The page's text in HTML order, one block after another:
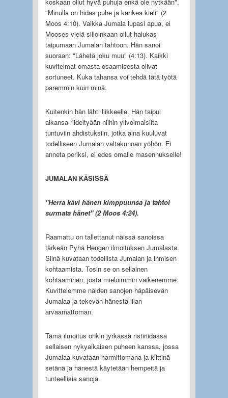
"Minulla on hidas puhe ja kankea kieli" (2
Moos 4:10). Vaikka Jumala lupasi apua, ei
Mooses vielä silloinkaan ollut halukas
taipumaan Jumalan tahtoon. Hän sanoi
suoraan: "Lähetä joku muu" (4:13). Kaikki
kuvitelmat omasta osaamisesta olivat
sortuneet. Kuka tahansa voi tehdä tätä työtä
paremmin kuin minä.
Kuitenkin hän lähti liikkeelle. Hän taipui
aikansa riideltyään niihin ylivoimaisilta
tuntuviin ahdistuksiin, jotka aina kuuluvat
todelliseen Jumalan valtakunnan yöhön. Ei
anneta periksi, ei edes omalle masennukselle!
JUMALAN KÄSISSÄ
"Herra kävi hänen kimppuunsa ja tahtoi
surmata hänet" (2 Moos 4:24).
Raamattu on tallettanut näissä sanoissa
tärkeän Pyhä Hengen ilmoituksen Jumalasta.
Siinä kuvataan todellista Jumalan ja ihmisen
kohtaamista. Tosin se on sellainen
kohtaaminen, josta mieluimmin vaikenemme.
Kuvittelemme näiden sanojen häpäisevän
Jumalaa ja tekevän hänestä liian
arvaamattoman.
Tämä ilmoitus onkin jyrkässä ristiriidassa
sellaisen nykyaikaisen puheen kanssa, jossa
Jumalaa kuvataan harmittomana ja kilttinä
setänä ja hänestä käytetään hempeitä ja
tunteellisia sanoja.